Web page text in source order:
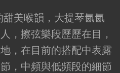
美喉韻，大提琴氤氤
，擦弦樂段歷歷在目，
，在目前的搭配中表露
，中頻與低頻段的細節